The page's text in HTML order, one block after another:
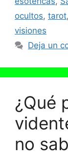
ocultos, tarot,
visiones
Deja un
¿Qué
no